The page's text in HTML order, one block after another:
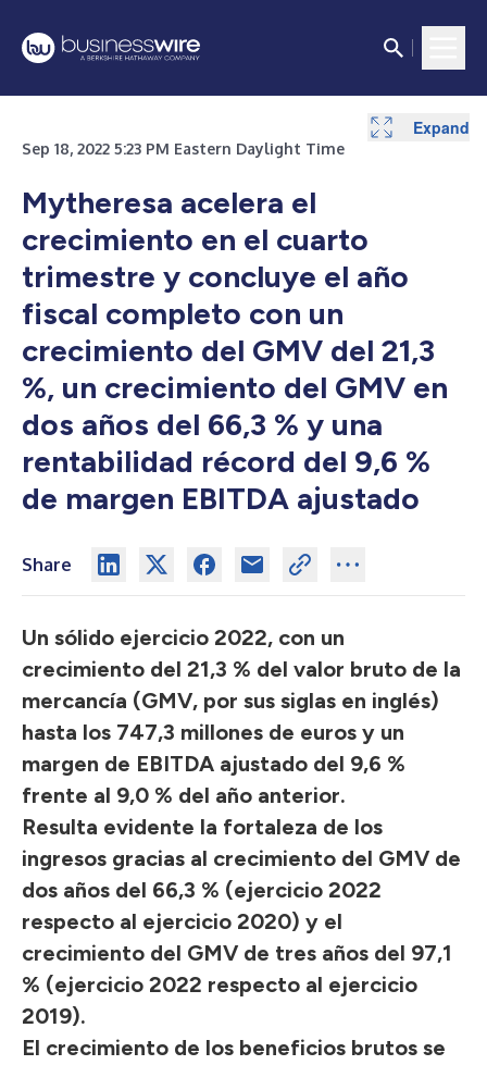
Sep 18, 2022 5:23 PM Eastern Daylight Time
Mytheresa acelera el
crecimiento en el cuarto
trimestre y concluye el año
fiscal completo con un
crecimiento del GMV del 21,3
%, un crecimiento del GMV en
dos años del 66,3 % y una
rentabilidad récord del 9,6 %
de margen EBITDA ajustado
Share
Un sólido ejercicio 2022, con un
crecimiento del 21,3 % del valor bruto de la
mercancía (GMV, por sus siglas en inglés)
hasta los 747,3 millones de euros y un
margen de EBITDA ajustado del 9,6 %
frente al 9,0 % del año anterior.
Resulta evidente la fortaleza de los
ingresos gracias al crecimiento del GMV de
dos años del 66,3 % (ejercicio 2022
respecto al ejercicio 2020) y el
crecimiento del GMV de tres años del 97,1
% (ejercicio 2022 respecto al ejercicio
2019).
El crecimiento de los beneficios brutos se
Expand
Expand
Expand
Expand
Expand
Expand
Expand
Expand